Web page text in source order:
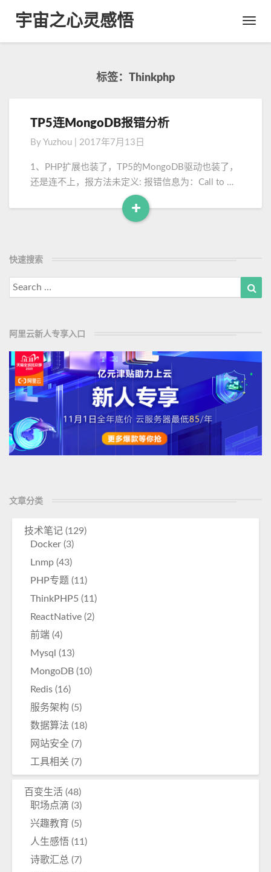
Toggle
宇宙之心灵感悟
标签：thinkphp
P
连
M
B
错
分
TP5连MongoDB报错分析
By Yuzhou 2017年7月13日
1、PHP扩展也装了，TP5的MongoDB驱动也装了，
还是连不上，报方法未定义: 报错信息为：Call to …
+
R
o
快速搜索
Search
for:
阿里云新人专享入口
文章分类
技术笔记 (129)
Docker (3)
Lnmp (43)
PHP专题 (11)
ThinkPHP5 (11)
ReactNative (2)
前端 (4)
Mysql (13)
MongoDB (10)
Redis (16)
服务架构 (5)
数据算法 (18)
网站安全 (7)
工具相关 (7)
百变生活 (48)
职场点滴 (3)
兴趣教育 (5)
人生感悟 (11)
诗歌汇总 (7)